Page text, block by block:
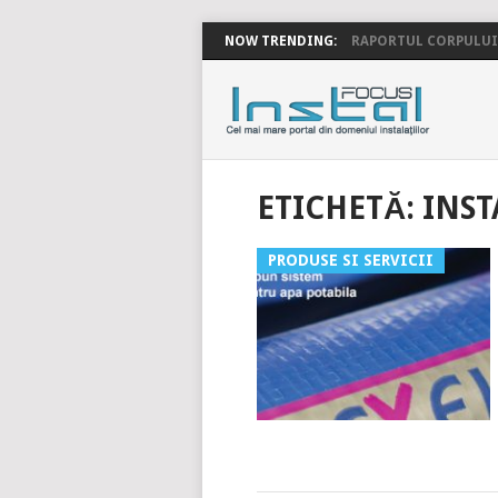
NOW TRENDING: RAPORTUL
ETICHETĂ:
PRODUSE SI SERVICII